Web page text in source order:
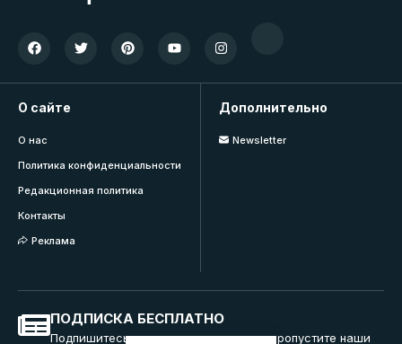
О сайте
О нас
Политика конфиденциальности
Редакционная политика
Контакты
Реклама
Дополнительно
Newsletter
ПОДПИСКА БЕСПЛАТНО
Подпишитесь на нашу рассылку и не пропустите наши